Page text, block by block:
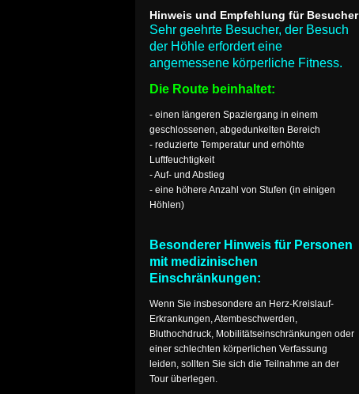
Hinweis und Empfehlung für Besucher
Sehr geehrte Besucher, der Besuch
der Höhle erfordert eine
angemessene körperliche Fitness.
Die Route beinhaltet:
- einen längeren Spaziergang in einem
geschlossenen, abgedunkelten Bereich
- reduzierte Temperatur und erhöhte
Luftfeuchtigkeit
- Auf- und Abstieg
- eine höhere Anzahl von Stufen (in einigen
Höhlen)
Besonderer Hinweis für Personen
mit medizinischen
Einschränkungen:
Wenn Sie insbesondere an Herz-Kreislauf-
Erkrankungen, Atembeschwerden,
Bluthochdruck, Mobilitätseinschränkungen oder
einer schlechten körperlichen Verfassung
leiden, sollten Sie sich die Teilnahme an der
Tour überlegen.